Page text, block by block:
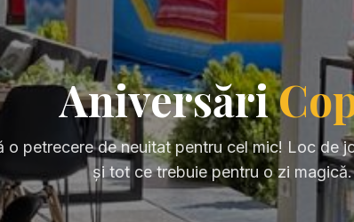
Aniversări
o petrecere de neuitat pentru cel mic! Loc de
și tot ce trebuie pentru o zi magică.